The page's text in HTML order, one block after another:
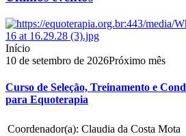
Início
10 de setembro de 2026Próximo mês
Curso de Seleção, Treinamento e
para Equoterapia
Coordenador(a): Claudia da Costa Mota